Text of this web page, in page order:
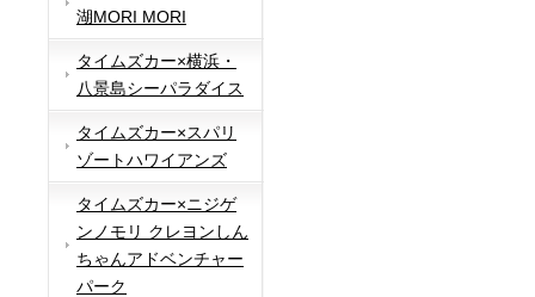
湖MORI MORI
タイムズカー×横浜・
八景島シーパラダイス
タイムズカー×スパリ
ゾートハワイアンズ
タイムズカー×ニジゲ
ンノモリ クレヨンしん
ちゃんアドベンチャー
パーク